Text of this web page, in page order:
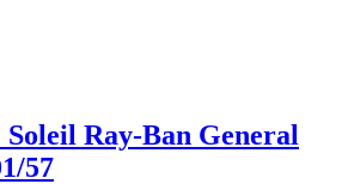
Ray-Ban General
57